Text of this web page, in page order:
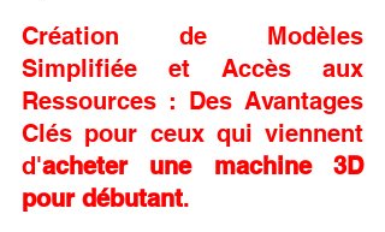
Création de Modèles
Simplifiée et Accès aux
Ressources : Des Avantages
Clés pour ceux qui viennent
d'acheter une machine 3D
pour débutant.